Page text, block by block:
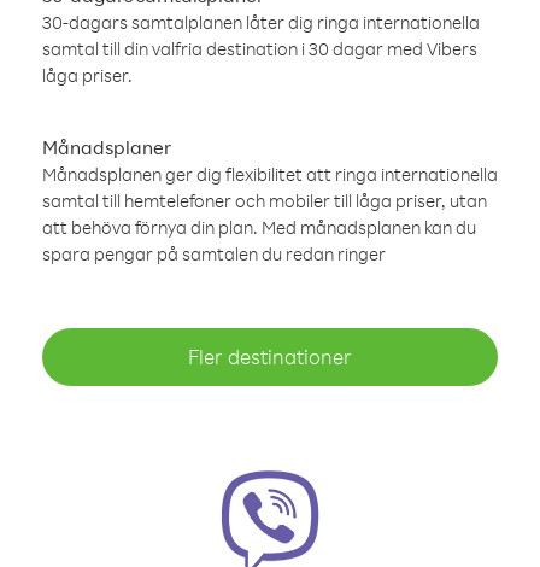
30-dagars samtalplanen låter dig ringa internationella
samtal till din valfria destination i 30 dagar med Vibers
låga priser.
Månadsplaner
Månadsplanen ger dig flexibilitet att ringa internationella
samtal till hemtelefoner och mobiler till låga priser, utan
att behöva förnya din plan. Med månadsplanen kan du
spara pengar på samtalen du redan ringer
Fler destinationer